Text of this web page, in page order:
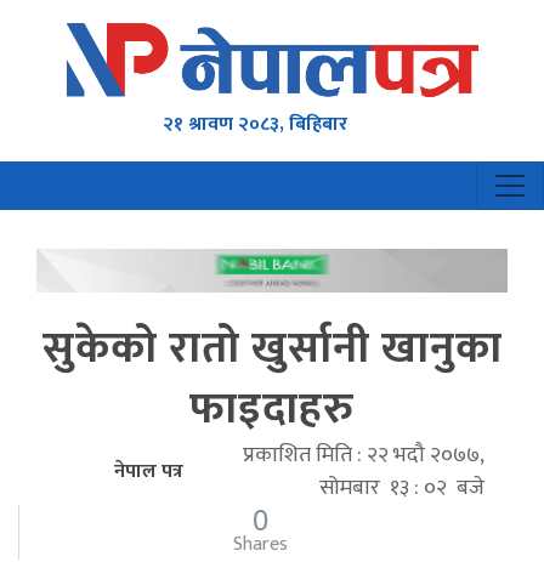
२१ श्रावण २०८३, बिहिबार
सुकेको रातो खुर्सानी खानुका
फाइदाहरु
नेपाल पत्र
प्रकाशित मिति : २२ भदौ २०७७,
सोमबार १३ : ०२ बजे
0
Shares